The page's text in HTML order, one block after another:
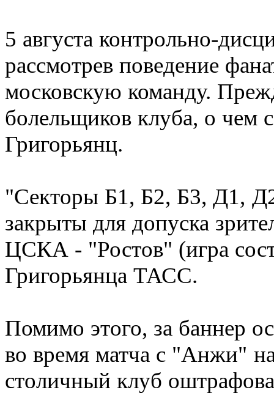
5 августа контрольно-
рассмотрев поведение
московскую команду.
болельщиков клуба, о
Григорьянц.
"Секторы Б1, Б2, Б3, Д1,
закрыты для допуска
ЦСКА - "Ростов" (игра
Григорьянца ТАСС.
Помимо этого, за баннер
во время матча с "Анжи"
столичный клуб